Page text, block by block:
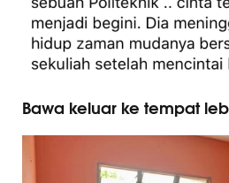
Bawa keluar ke tempat